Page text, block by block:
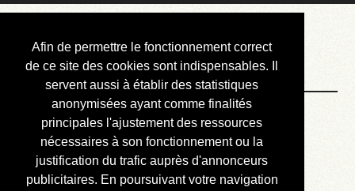
Afin de permettre le fonctionnement correct
de ce site des cookies sont indispensables. Il
servent aussi à établir des statistiques
anonymisées ayant comme finalités
principales l'ajustement des ressources
nécessaires à son fonctionnement ou la
justification du trafic auprès d'annonceurs
publicitaires. En poursuivant votre navigation
Courbis, « LE »
Blog Officiel
Bienvenue
Réalisations
Divers (et d’été)